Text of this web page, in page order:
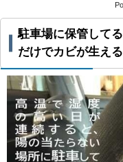
駐車場に保管して
だけでカビが生え